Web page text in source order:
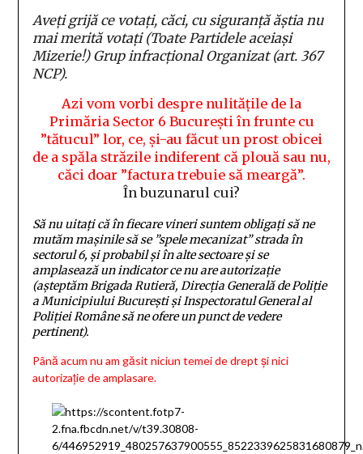
Aveți grijă ce votați, căci, cu siguranță ăștia nu
mai merită votați (Toate Partidele aceiași
Mizerie!) Grup infracțional Organizat (art. 367
NCP).
Azi vom vorbi despre nulitățile de la
Primăria Sector 6 București în frunte cu
”tătucul” lor, ce, și-au făcut un prost obicei
de a spăla străzile indiferent că plouă sau nu,
căci doar ”factura trebuie să meargă”.
În buzunarul cui?
Să nu uitați că în fiecare vineri suntem obligați să ne
mutăm mașinile să se ”spele mecanizat” strada în
sectorul 6, și probabil și în alte sectoare și se
amplasează un indicator ce nu are autorizație
(așteptăm Brigada Rutieră, Direcția Generală de Poliție
a Municipiului București și Inspectoratul General al
Poliției Române să ne ofere un punct de vedere
pertinent).
Până acum nu am găsit niciun temei de drept și nici
autorizație de amplasare.